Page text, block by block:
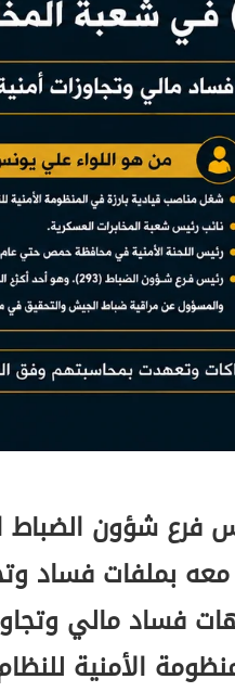
فرع شؤون الضباط
بملفات فساد
فساد مالي
الأمنية